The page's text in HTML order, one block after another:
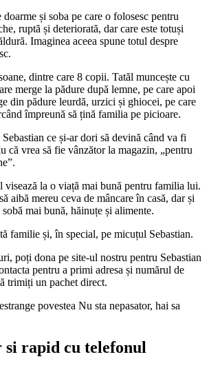
și soba pe care o folosesc pentru
ruptă și deteriorată, dar care este totuși
Imaginea aceea spune totul despre
dintre care 8 copii. Tatăl muncește cu
merge la pădure după lemne, pe care apoi
din pădure leurdă, urzici și ghiocei, pe care
împreună să țină familia pe picioare.
ce și-ar dori să devină când va fi
că vrea să fie vânzător la magazin, „pentru
visează la o viață mai bună pentru familia lui.
aibă mereu ceva de mâncare în casă, dar și
mai bună, hăinuțe și alimente.
familie și, în special, pe micuțul Sebastian.
poți dona pe site-ul nostru pentru Sebastian
pentru a primi adresa și numărul de
trimiți un pachet direct.
povestea Nu sta nepasator, hai sa
si rapid cu telefonul